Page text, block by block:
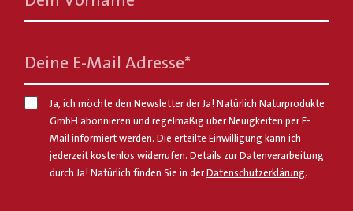
Deine E-Mail Adresse*
Ja, ich möchte den Newsletter der Ja! Natürlich Naturprodukte
GmbH abonnieren und regelmäßig über Neuigkeiten per E-
Mail informiert werden. Die erteilte Einwilligung kann ich
jederzeit kostenlos widerrufen. Details zur Datenverarbeitung
durch Ja! Natürlich finden Sie in derDatenschutzerklärung.